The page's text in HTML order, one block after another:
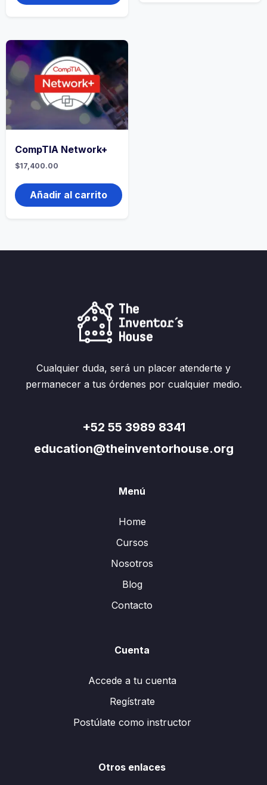
CompTIA Network+
$17,400.00
Añadir al carrito
Cualquier duda, será un placer atenderte y
permanecer a tus órdenes por cualquier medio.
+52 55 3989 8341
education@theinventorhouse.org
Menú
Home
Cursos
Nosotros
Blog
Contacto
Cuenta
Accede a tu cuenta
Regístrate
Postúlate como instructor
Otros enlaces